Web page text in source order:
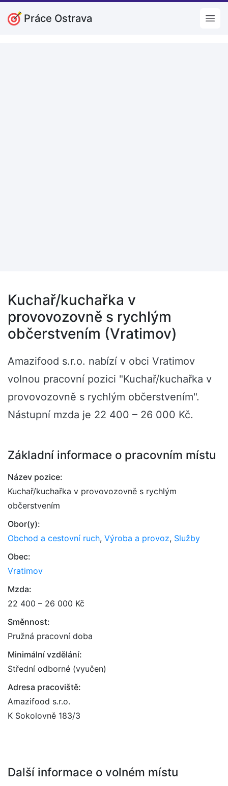
Práce Ostrava
Kuchař/kuchařka v
provovozovně s rychlým
občerstvením (Vratimov)
Amazifood s.r.o. nabízí v obci Vratimov
volnou pracovní pozici "Kuchař/kuchařka v
provovozovně s rychlým občerstvením".
Nástupní mzda je 22 400 – 26 000 Kč.
Základní informace o pracovním místu
Název pozice:
Kuchař/kuchařka v provovozovně s rychlým
občerstvením
Obor(y):
Obchod a cestovní ruch, Výroba a provoz, Služby
Obec:
Vratimov
Mzda:
22 400 – 26 000 Kč
Směnnost:
Pružná pracovní doba
Minimální vzdělání:
Střední odborné (vyučen)
Adresa pracoviště:
Amazifood s.r.o.
K Sokolovně 183/3
Další informace o volném místu